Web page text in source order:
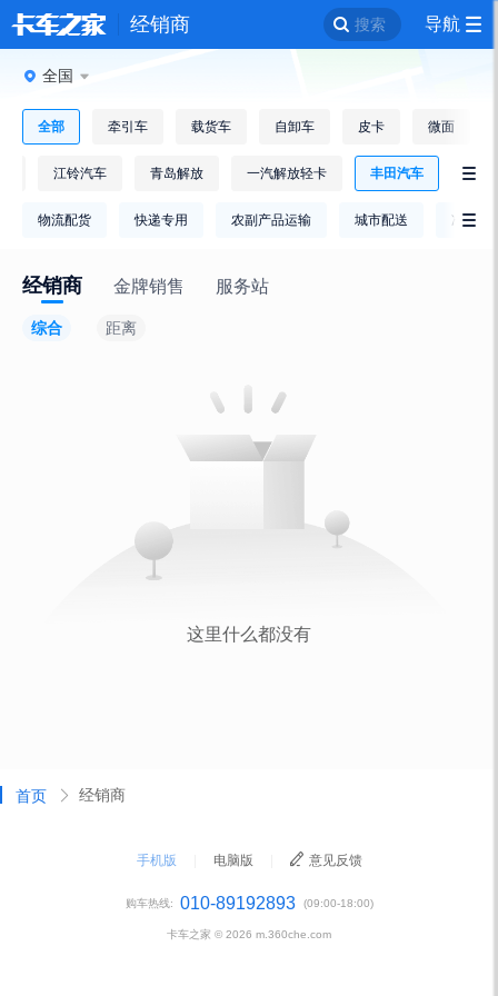
经销商 搜索 导航
全国
全部 牵引车 载货车 自卸车 皮卡 微面
江铃汽车 青岛解放 一汽解放轻卡 丰田汽车 
物流配货 快递专用 农副产品运输 城市配送 冷链运

经销商 金牌销售 服务站
综合 距离
首页 经销商
手机版 电脑版 意见反馈
购车热线: 010-89192893 (09:00-18:00)
卡车之家 © 2026 m.360che.com